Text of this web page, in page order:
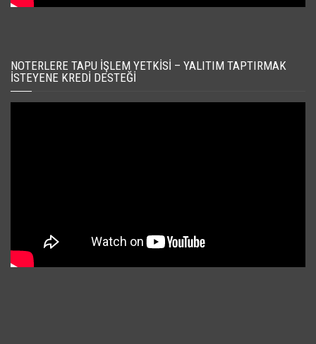
NOTERLERE TAPU İŞLEM YETKISI – YALITIM TAPTIRMAK
İSTEYENE KREDI DESTEĞI